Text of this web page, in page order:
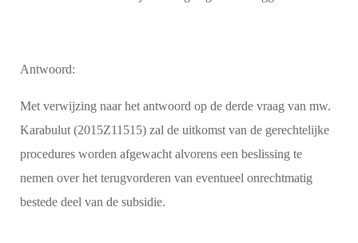
Antwoord:
Met verwijzing naar het antwoord op de derde vraag van mw.
Karabulut (2015Z11515) zal de uitkomst van de gerechtelijke
procedures worden afgewacht alvorens een beslissing te
nemen over het terugvorderen van eventueel onrechtmatig
bestede deel van de subsidie.